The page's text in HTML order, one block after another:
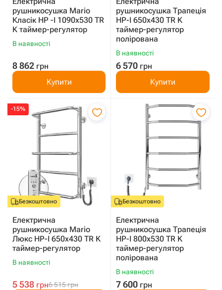
рушникосушка Mario
Класік HP -I 1090x530 TR
K таймер-регулятор
В наявності
8 862 грн
Купити
рушникосушка Трапеція
HP-I 650x430 TR K
таймер-регулятор
полірована
В наявності
6 570 грн
Купити
Безкоштовно
-15%
Електрична
рушникосушка Mario
Люкс HP-I 650x430 TR K
таймер-регулятор
В наявності
6 515грн
5 538 грн
Безкоштовно
Електрична
рушникосушка Трапеція
HP-I 800x530 TR K
таймер-регулятор
полірована
В наявності
7 600 грн